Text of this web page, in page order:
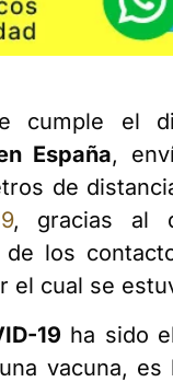
cumple el
España,
de
, gracias al
los
el cual se
19 ha sido
vacuna,